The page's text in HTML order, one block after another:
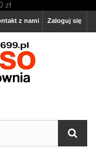
Zaloguj się
z nami